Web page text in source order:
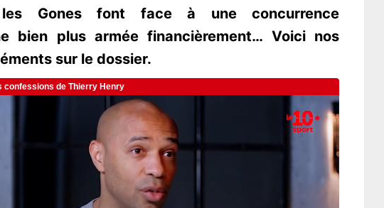
les Gones font face à une concurrence
bien plus armée financièrement… Voici nos
sur le dossier.